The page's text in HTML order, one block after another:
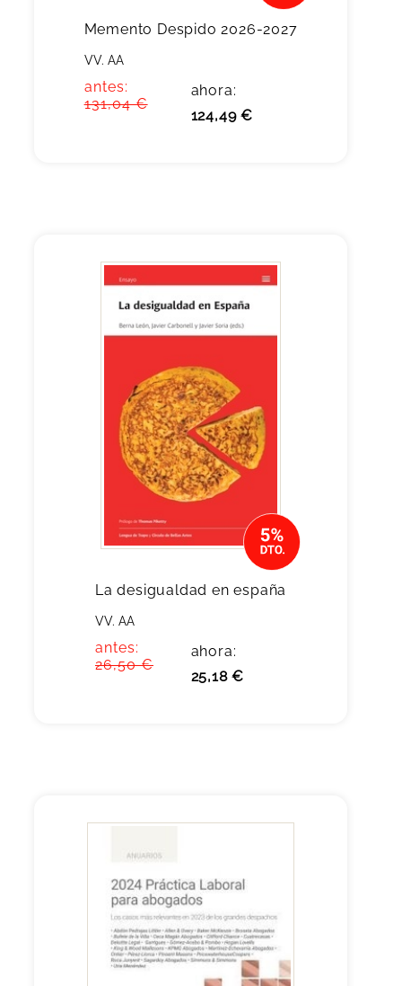
Memento Despido 2026-2027
VV. AA
antes:
131,04 €
ahora:
124,49 €
La desigualdad en españa
VV. AA
antes:
26,50 €
ahora:
25,18 €